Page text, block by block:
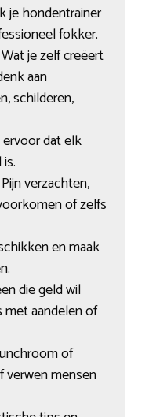
je hondentrainer
fokker.
je zelf creëert
aan
schilderen,
dat elk
verzachten,
of zelfs
en maak
die geld wil
aandelen of
of
verwen mensen